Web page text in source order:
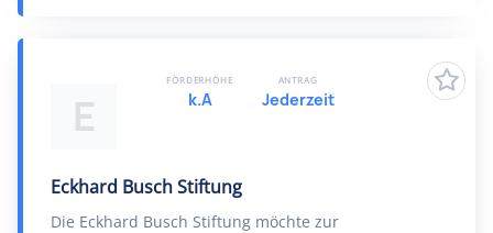
E
Eckhard Busch Stiftung
Die Eckhard Busch Stiftung möchte zur
FÖRDERHÖHE
k.A
ANTRAG
Jederzeit